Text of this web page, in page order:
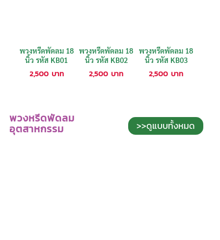
พวงหรีดพัดลม 18
นิ้ว รหัส KB01
2,500 บาท
พวงหรีดพัดลม 18
นิ้ว รหัส KB02
2,500 บาท
พวงหรีดพัดลม 18
นิ้ว รหัส KB03
2,500 บาท
พวงหรีดพัดลม
อุตสาหกรรม >>ดูแบบทั้งหมด